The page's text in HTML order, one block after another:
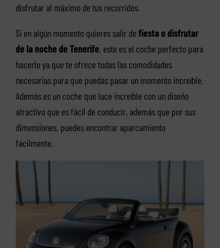
disfrutar al máximo de tus recorridos.
Si en algún momento quieres salir de fiesta o disfrutar
de la noche de Tenerife, este es el coche perfecto para
hacerlo ya que te ofrece todas las comodidades
necesarias para que puedas pasar un momento increíble.
Además es un coche que luce increíble con un diseño
atractivo que es fácil de conducir, además que por sus
dimensiones, puedes encontrar aparcamiento
fácilmente.